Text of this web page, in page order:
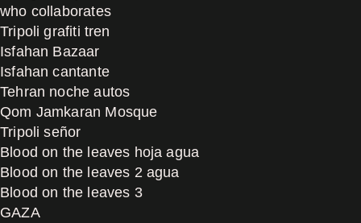
who collaborates
Tripoli grafiti tren
Isfahan Bazaar
Isfahan cantante
Tehran noche autos
Qom Jamkaran Mosque
Tripoli señor
Blood on the leaves hoja agua
Blood on the leaves 2 agua
Blood on the leaves 3
GAZA